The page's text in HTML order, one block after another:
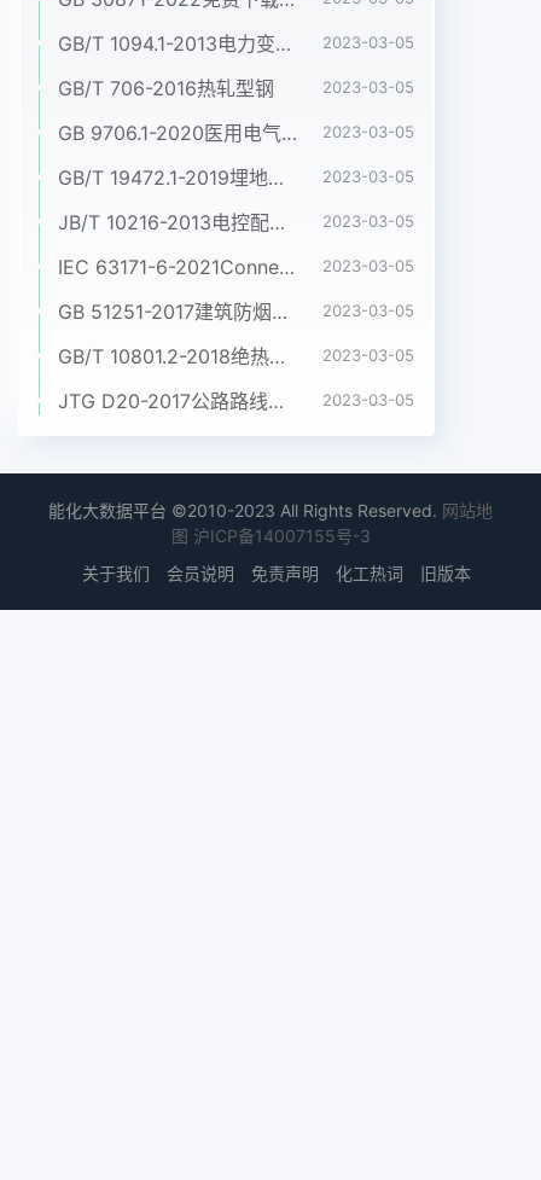
GB/T 1094.1-2013电力变压器 第1部分:总则 2023-03-05
GB/T 706-2016热轧型钢 2023-03-05
GB 9706.1-2020医用电气设备 第1部分:基本安全和基本性能的通用要求 2023-03-05
GB/T 19472.1-2019埋地用聚乙烯(PE)结构壁管道系统 第1部分:聚乙烯双壁波纹管材 2023-03-05
JB/T 10216-2013电控配电用电缆桥架 2023-03-05
IEC 63171-6-2021Connectors for electrical and electronic equipment - Part 6: Detail specification for 2-way and 4-way (data/power), shielded, free and fixed connectors for power and data transmission with frequencies up to 600 MHz 2023-03-05
GB 51251-2017建筑防烟排烟系统技术标准 2023-03-05
GB/T 10801.2-2018绝热用挤塑聚苯乙烯泡沫塑料(XPS) 2023-03-05
JTG D20-2017公路路线设计规范 2023-03-05
能化大数据平台 ©2010-2023 All Rights Reserved. 网站地
图 沪ICP备14007155号-3
关于我们
会员说明 免责声明 化工热词 旧版本